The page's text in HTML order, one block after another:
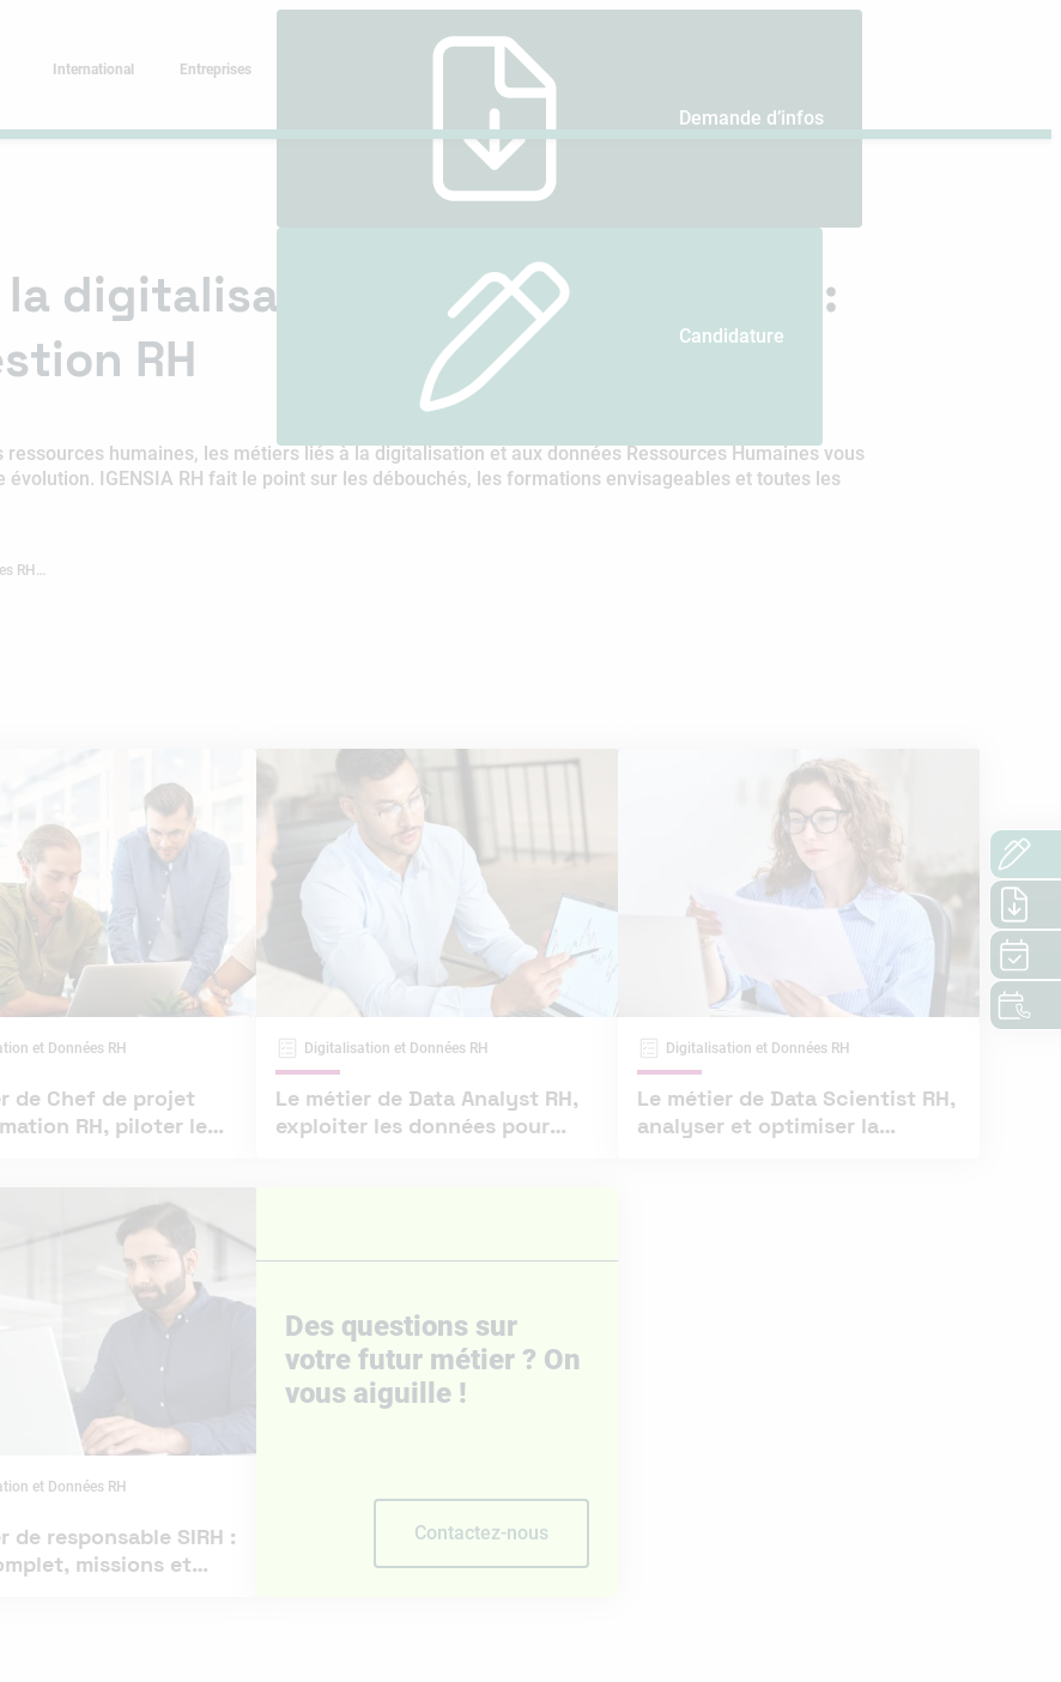
International Entreprises
Demande d’infos
Candidature
digitalisation et des données RH :
RH
humaines, les métiers liés à la digitalisation et aux données Ressources Humaines vous
évolution. IGENSIA RH fait le point sur les débouchés, les formations envisageables et toutes les
RH…
et Données RH
de Chef de projet
RH, piloter le
Digitalisation et Données RH
Le métier de Data Analyst RH,
exploiter les données pour
Digitalisation et Données RH
Le métier de Data Scientist RH,
analyser et optimiser la
et Données RH
de responsable SIRH :
missions et
Des questions sur
votre futur métier ? On
vous aiguille !
Contactez-nous